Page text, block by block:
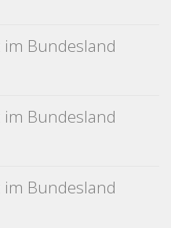
Bundesland
Bundesland
Bundesland